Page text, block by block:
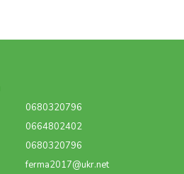
0680320796
0664802402
0680320796
ferma2017@ukr.net